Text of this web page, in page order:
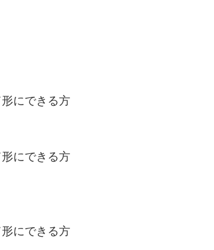
にできる⽅
にできる⽅
にできる⽅